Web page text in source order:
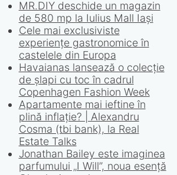
Simon Jablon, creative
director Linda Farrow: „Când
cineva cumpără un produs de
la noi, știe că acesta a fost
făcut cu dragoste”